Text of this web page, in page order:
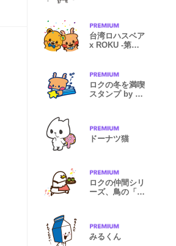
台湾ロハスベア
x ROKU -第一
ロクの冬を満喫
スタンプ by な
ドーナツ猫
ロクの仲間シリ
ーズ、鳥の「ト
みるくん